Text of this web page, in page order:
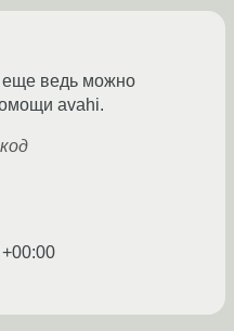
еще ведь можно
avahi.